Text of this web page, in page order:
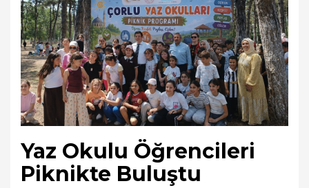
Yaz Okulu Öğrencileri
Piknikte Buluştu